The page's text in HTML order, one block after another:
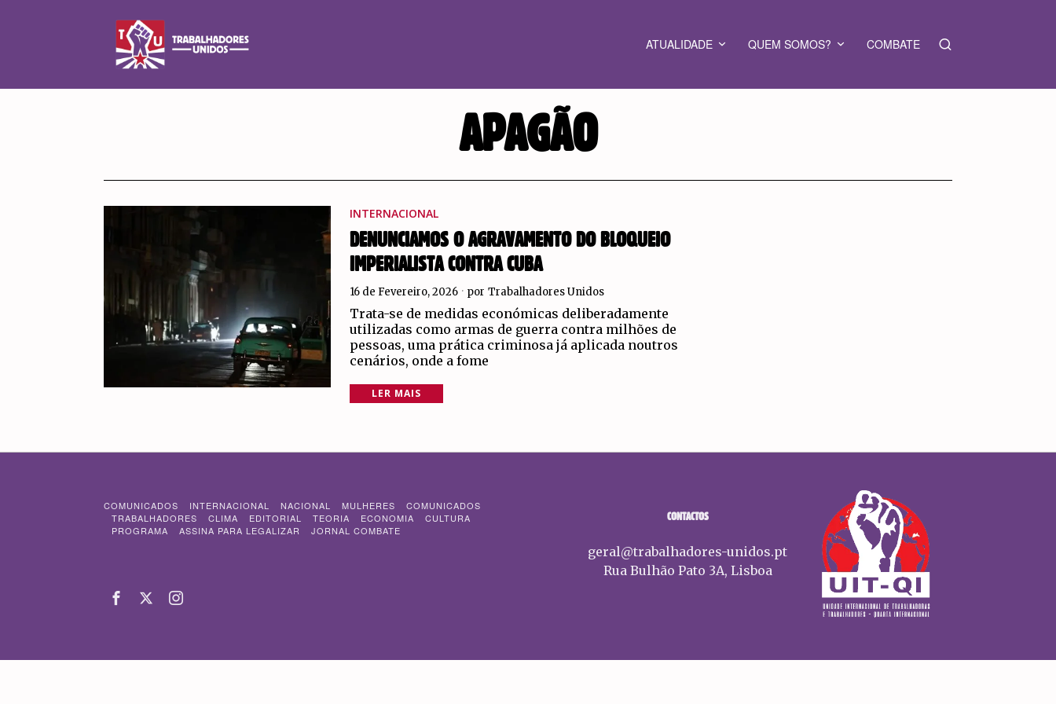
ATUALIDADE QUEM SOMOS? COMBATE
APAGÃO
INTERNACIONAL
DENUNCIAMOS O AGRAVAMENTO DO BLOQUEIO
IMPERIALISTA CONTRA CUBA
16 de Fevereiro, 2026 por Trabalhadores Unidos
Trata-se de medidas económicas deliberadamente
utilizadas como armas de guerra contra milhões de
pessoas, uma prática criminosa já aplicada noutros
cenários, onde a fome
LER MAIS
COMUNICADOS INTERNACIONAL NACIONAL MULHERES
COMUNICADOS
TRABALHADORES
CLIMA EDITORIAL TEORIA ECONOMIA
CULTURA
PROGRAMA
ASSINA PARA LEGALIZAR JORNAL COMBATE
CONTACTOS
geral@trabalhadores-unidos.pt
Rua Bulhão Pato 3A, Lisboa